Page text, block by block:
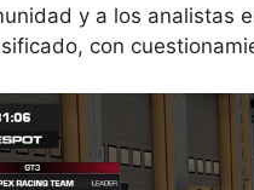
y a los analistas
con